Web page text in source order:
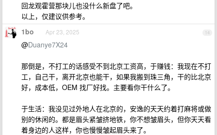
回龙观霍营那块儿也没什么新盘了吧。
以上，仅建议供参考。
14
1bo Apr 23, 2025
@Duanye7X24
那倒是，不打工的话感受不到北京工资高，于赚钱：我现在不打
工，自己干，离开北京也能干，如果我搬到珠三角，干的比北京
好，成本低，OEM 找厂好找。主要看你干什么了。
于生活：我没见过外地人在北京的，安逸的天天约着打麻将或做
别的休闲的。都是眉头紧皱挤地铁，你不想皱眉头，但你天天看
着身边的人这样，你也慢慢皱起眉头来了。